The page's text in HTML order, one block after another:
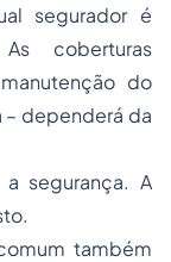
segurador é
coberturas
do
– dependerá da
segurança. A
também